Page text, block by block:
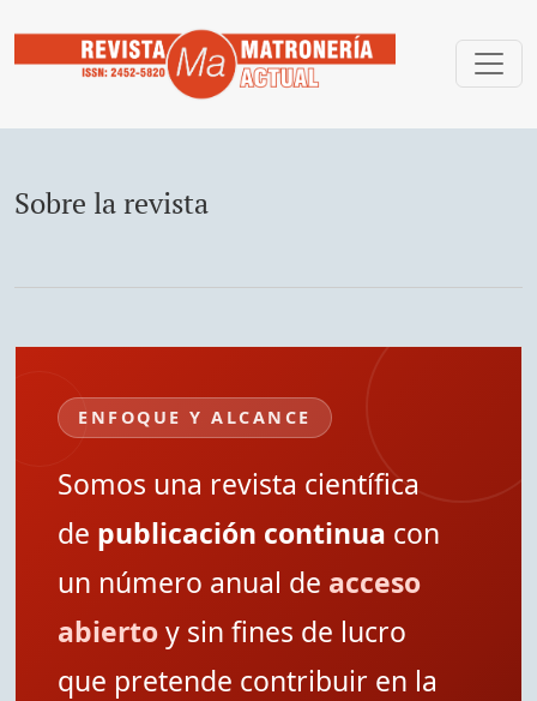
Sobre la revista
ENFOQUE Y ALCANCE
Somos una revista científica
de publicación continua con
un número anual de acceso
abiertoy sin fines de lucro
que pretende contribuir en la